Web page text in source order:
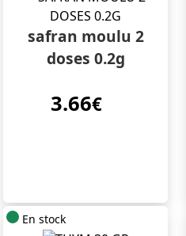
safran moulu 2
doses 0.2g
3.66€
En stock